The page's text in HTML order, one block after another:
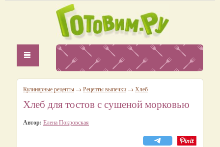
Кулинарные рецепты → Рецепты выпечки → Хлеб
Хлеб для тостов с сушеной морковью
Автор: Елена Покровская